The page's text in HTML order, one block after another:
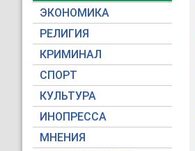
ЭКОНОМИКА
РЕЛИГИЯ
КРИМИНАЛ
СПОРТ
КУЛЬТУРА
ИНОПРЕССА
МНЕНИЯ